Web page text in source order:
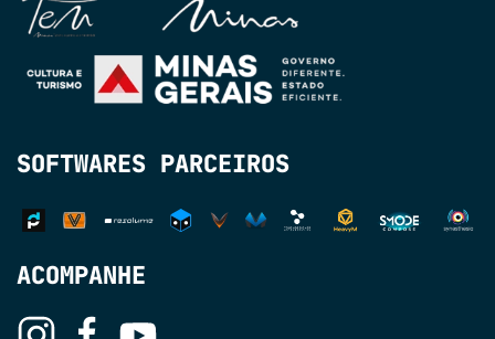
SOFTWARES PARCEIROS
ACOMPANHE